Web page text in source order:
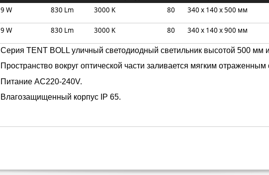
9 W
830 Lm 3000 K 80 340 x 140 x 500 мм
9 W 830 Lm 3000 K 80 340 x 140 x 900 мм
Серия TENT BOLL уличный светодиодный светильник высотой 500 мм
Пространство вокруг оптической части заливается мягким отраженным
Питание AC220-240V.
Влагозащищенный корпус IP 65.